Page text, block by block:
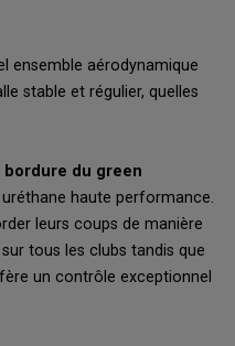
ensemble aérodynamique
stable et régulier, quelles
du green
haute performance.
leurs coups de manière
tous les clubs tandis que
un contrôle exceptionnel